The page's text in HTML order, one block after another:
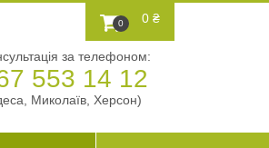
0 0 ₴
за телефоном:
553 14 12
Миколаїв, Херсон)